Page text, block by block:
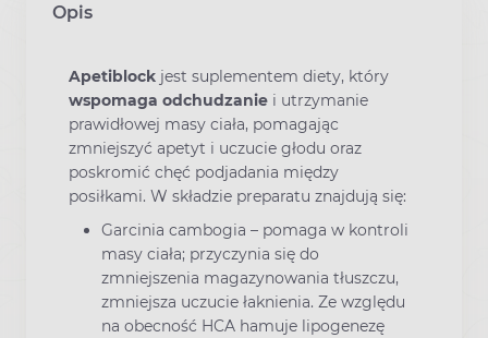
Opis
Apetiblock jest suplementem diety, który
wspomaga odchudzanie i utrzymanie
prawidłowej masy ciała, pomagając
zmniejszyć apetyt i uczucie głodu oraz
poskromić chęć podjadania między
posiłkami. W składzie preparatu znajdują się:
Garcinia cambogia – pomaga w kontroli
masy ciała; przyczynia się do
zmniejszenia magazynowania tłuszczu,
zmniejsza uczucie łaknienia. Ze względu
na obecność HCA hamuje lipogenezę